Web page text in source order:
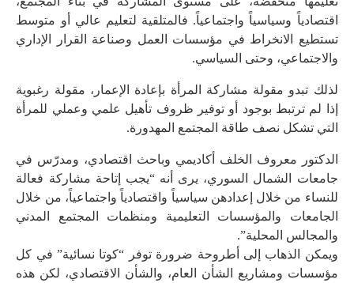
اقتصادياً وسياسياً واجتماعياً. فالمتلقية لتعليم عالي أو متوسط
تستطيع الانخراط في مؤسسات العمل وصناعة القرار الإداري
والاجتماعي، وحتى السياسي.
لذلك تبدو مقولة مشاركة المرأة بإعادة الإعمار، مقولة رغبوية
إذا لم ترتبط بوجود أو توفير ظروف تأهيل علمي وعملي للمرأة
التي تشكل نصف طاقة المجتمع المهدورة.
الدكتور معروف الخلف أكاديمي وباحث اقتصادي، ومدرّس في
جامعات الشمال السوري، يرى أنه “يجب إتاحة مشاركة فعالة
للنساء من خلال إعدادهن سياسياً واقتصادياً واجتماعياً، من خلال
الجامعات والمؤسسات التعليمية ومنظمات المجتمع المدني
والمجالس المحلية”.
ويمكن الذهاب إلى أطروحة ضرورة توفر “كوتا نسائية” في كل
مؤسسات ومشاريع الشأن العام، والشأن الاقتصادي، لكن هذه